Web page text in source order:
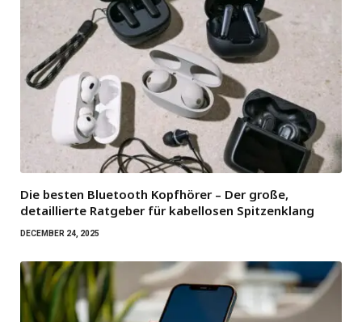
Die besten Bluetooth Kopfhörer – Der große,
detaillierte Ratgeber für kabellosen Spitzenklang
DECEMBER 24, 2025